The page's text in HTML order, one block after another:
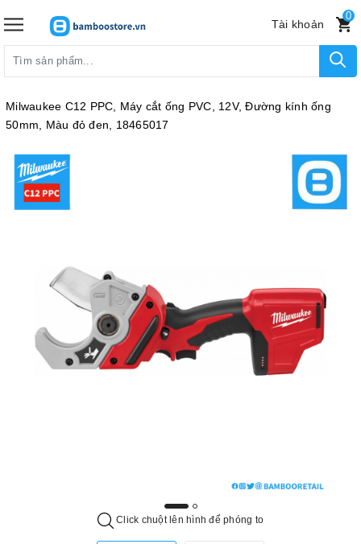
Tài khoản
0
Milwaukee C12 PPC, Máy cắt ống PVC, 12V, Đường kính ống
50mm, Màu đỏ đen, 18465017
Click chuột lên hình để phóng to